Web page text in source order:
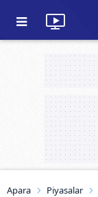
Apara Piyasalar